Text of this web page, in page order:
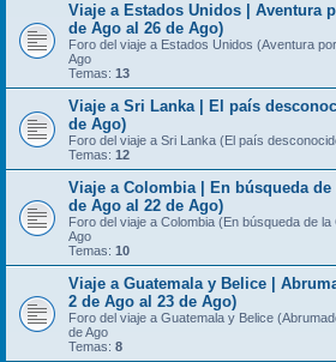
Viaje a Estados Unidos | Aventura
de Ago al 26 de Ago)
Foro del viaje a Estados Unidos (Aventura
Ago
Temas: 13
Viaje a Sri Lanka | El país
de Ago)
Foro del viaje a Sri Lanka (El país
Temas: 12
Viaje a Colombia | En búsqueda
de Ago al 22 de Ago)
Foro del viaje a Colombia (En búsqueda de
Ago
Temas: 10
Viaje a Guatemala y Belice |
2 de Ago al 23 de Ago)
Foro del viaje a Guatemala y Belice
de Ago
Temas: 8